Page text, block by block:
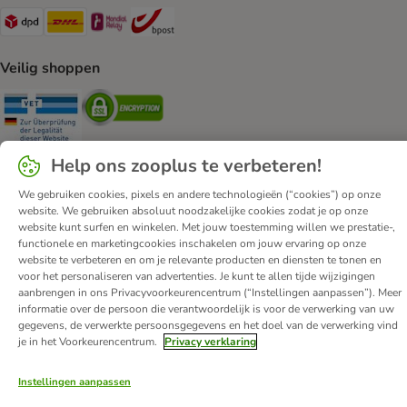
Dpd Shipping Method
DHL Shipping Method
Mondial Relay Shipping Method
Veilig shoppen
Security Security
Over zooplus Carrière Corporate Website
Impressum
Algemene Voorwaarden
DSA
Hier de overeenkomst herroepen
Afval & Milieuvoorzieningen
Levertijd & Verzendkosten
Klantenservice
Betaalmethoden
Affiliate programma
Privacy Verklaring
Opt-out
Toegankelijkheidsverklaring
© zooplus SE 2026
Help ons zooplus te verbeteren!
We gebruiken cookies, pixels en andere technologieën (“cookies”) op onze
website. We gebruiken absoluut noodzakelijke cookies zodat je op onze
website kunt surfen en winkelen. Met jouw toestemming willen we prestatie-,
functionele en marketingcookies inschakelen om jouw ervaring op onze
website te verbeteren en om je relevante producten en diensten te tonen en
voor het personaliseren van advertenties. Je kunt te allen tijde wijzigingen
aanbrengen in ons Privacyvoorkeurencentrum (“Instellingen aanpassen”). Meer
informatie over de persoon die verantwoordelijk is voor de verwerking van uw
gegevens, de verwerkte persoonsgegevens en het doel van de verwerking vind
je in het Voorkeurencentrum.
Privacy verklaring
Instellingen aanpassen